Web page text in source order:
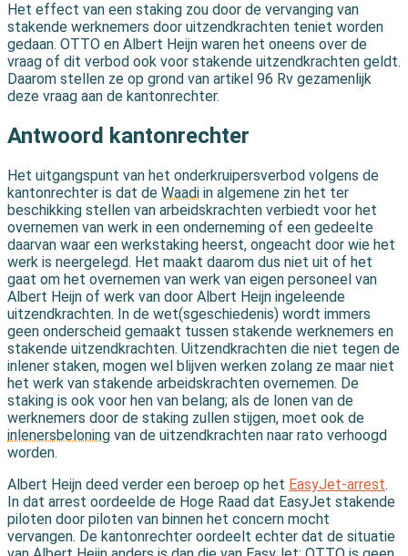
Het effect van een staking zou door de vervanging van
stakende werknemers door uitzendkrachten teniet worden
gedaan. OTTO en Albert Heijn waren het oneens over de
vraag of dit verbod ook voor stakende uitzendkrachten geldt.
Daarom stellen ze op grond van artikel 96 Rv gezamenlijk
deze vraag aan de kantonrechter.
Antwoord kantonrechter
Het uitgangspunt van het onderkruipersverbod volgens de
kantonrechter is dat de Waadi in algemene zin het ter
beschikking stellen van arbeidskrachten verbiedt voor het
overnemen van werk in een onderneming of een gedeelte
daarvan waar een werkstaking heerst, ongeacht door wie het
werk is neergelegd. Het maakt daarom dus niet uit of het
gaat om het overnemen van werk van eigen personeel van
Albert Heijn of werk van door Albert Heijn ingeleende
uitzendkrachten. In de wet(sgeschiedenis) wordt immers
geen onderscheid gemaakt tussen stakende werknemers en
stakende uitzendkrachten. Uitzendkrachten die niet tegen de
inlener staken, mogen wel blijven werken zolang ze maar niet
het werk van stakende arbeidskrachten overnemen. De
staking is ook voor hen van belang; als de lonen van de
werknemers door de staking zullen stijgen, moet ook de
inlenersbeloning van de uitzendkrachten naar rato verhoogd
worden.
Albert Heijn deed verder een beroep op het EasyJet-arrest.
In dat arrest oordeelde de Hoge Raad dat EasyJet stakende
piloten door piloten van binnen het concern mocht
vervangen. De kantonrechter oordeelt echter dat de situatie